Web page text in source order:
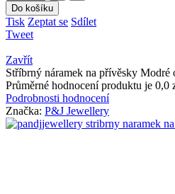
Do košíku
Tisk Zeptat se Sdílet
Tweet
Zavřít
Stříbrný náramek na přívěsky
Průměrné hodnocení produktu je 0,0
Podrobnosti hodnocení
Značka: P&J Jewellery